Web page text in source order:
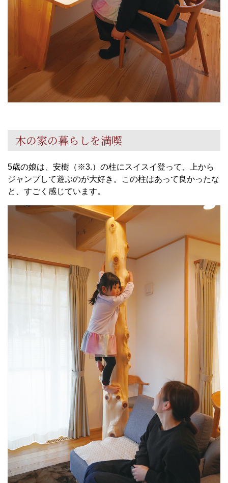
木の家の暮らしを満喫
5歳の娘は、安樹（※3.）の柱にスイスイ登って、上から
ジャンプして遊ぶのが大好き。この柱はあって良かったな
と、すごく感じています。